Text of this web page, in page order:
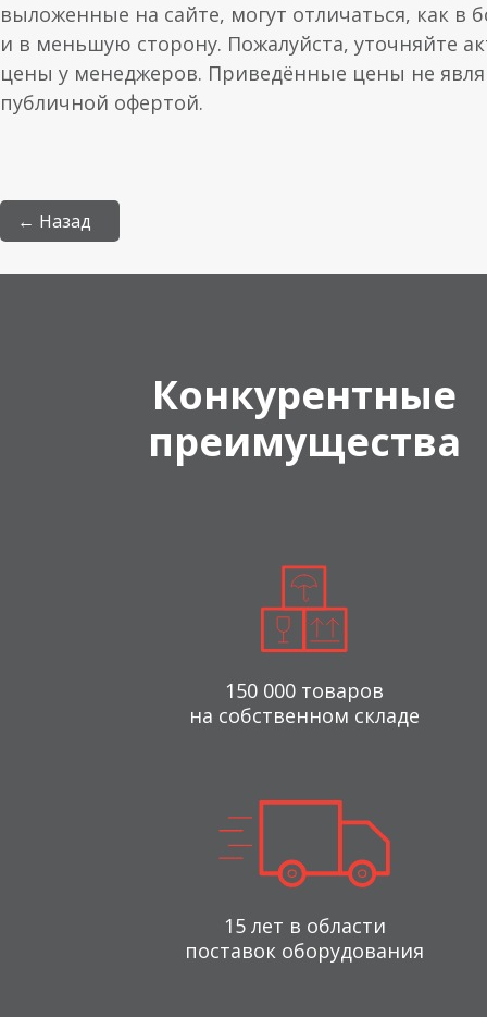
выложенные на сайте, могут отличаться, как в
и в меньшую сторону. Пожалуйста, уточняйте
цены у менеджеров. Приведённые цены не
публичной офертой.
← Назад
Конкурентные
преимущества
150 000 товаров
на собственном складе
15 лет в области
поставок оборудования